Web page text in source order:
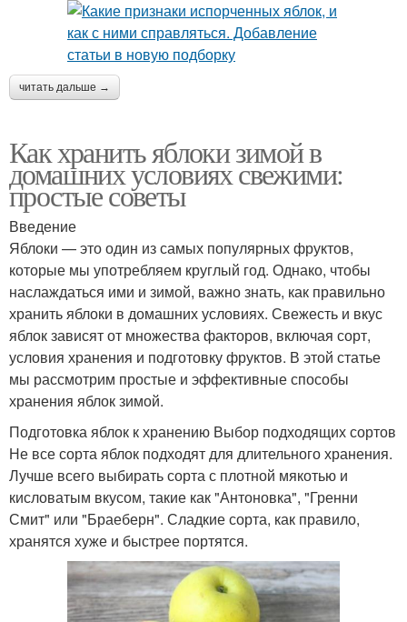
читать дальше →
Как хранить яблоки зимой в
домашних условиях свежими:
простые советы
Введение
Яблоки — это один из самых популярных фруктов,
которые мы употребляем круглый год. Однако, чтобы
наслаждаться ими и зимой, важно знать, как правильно
хранить яблоки в домашних условиях. Свежесть и вкус
яблок зависят от множества факторов, включая сорт,
условия хранения и подготовку фруктов. В этой статье
мы рассмотрим простые и эффективные способы
хранения яблок зимой.
Подготовка яблок к хранению Выбор подходящих сортов
Не все сорта яблок подходят для длительного хранения.
Лучше всего выбирать сорта с плотной мякотью и
кисловатым вкусом, такие как "Антоновка", "Гренни
Смит" или "Браеберн". Сладкие сорта, как правило,
хранятся хуже и быстрее портятся.